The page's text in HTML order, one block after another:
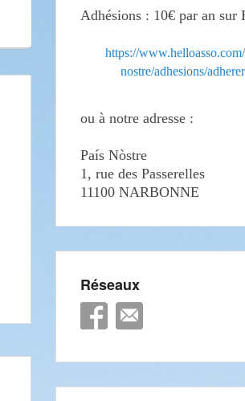
Adhésions : 10€ par an sur
https://
nostre/adhesions/
ou à notre adresse :
País Nòstre
1, rue des Passerelles
11100 NARBONNE
Réseaux